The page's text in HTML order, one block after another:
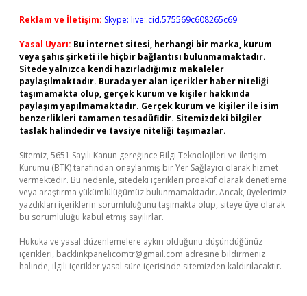
Reklam ve İletişim: Skype: live:.cid.575569c608265c69
Yasal Uyarı: Bu internet sitesi, herhangi bir marka, kurum
veya şahıs şirketi ile hiçbir bağlantısı bulunmamaktadır.
Sitede yalnızca kendi hazırladığımız makaleler
paylaşılmaktadır. Burada yer alan içerikler haber niteliği
taşımamakta olup, gerçek kurum ve kişiler hakkında
paylaşım yapılmamaktadır. Gerçek kurum ve kişiler ile isim
benzerlikleri tamamen tesadüfidir. Sitemizdeki bilgiler
taslak halindedir ve tavsiye niteliği taşımazlar.
Sitemiz, 5651 Sayılı Kanun gereğince Bilgi Teknolojileri ve İletişim
Kurumu (BTK) tarafından onaylanmış bir Yer Sağlayıcı olarak hizmet
vermektedir. Bu nedenle, sitedeki içerikleri proaktif olarak denetleme
veya araştırma yükümlülüğümüz bulunmamaktadır. Ancak, üyelerimiz
yazdıkları içeriklerin sorumluluğunu taşımakta olup, siteye üye olarak
bu sorumluluğu kabul etmiş sayılırlar.
Hukuka ve yasal düzenlemelere aykırı olduğunu düşündüğünüz
içerikleri, backlinkpanelicomtr@gmail.com adresine bildirmeniz
halinde, ilgili içerikler yasal süre içerisinde sitemizden kaldırılacaktır.